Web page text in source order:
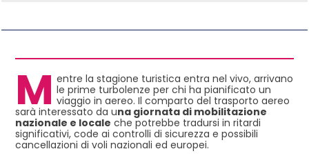
M entre la stagione turistica entra nel vivo, arrivano
le prime turbolenze per chi ha pianificato un
viaggio in aereo. Il comparto del trasporto aereo
sarà interessato da una giornata di mobilitazione
nazionale e locale che potrebbe tradursi in ritardi
significativi, code ai controlli di sicurezza e possibili
cancellazioni di voli nazionali ed europei.